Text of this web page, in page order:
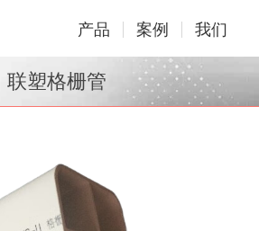
产品 案例 我们
联塑格栅管